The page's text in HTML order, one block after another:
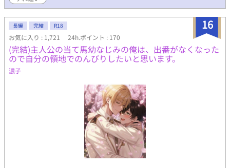
期的にタグも整理します。 批判・中傷コメントはお控えくださ
い。 見つけ次第削除いたします。 自己判断で消しますので、悪
しからず。
16
長編 完結 R18
お気に入り : 1,721 24h.ポイント : 170
(完結)主人公の当て馬幼なじみの俺は、出番がなくなった
ので自分の領地でのんびりしたいと思います。
濃子